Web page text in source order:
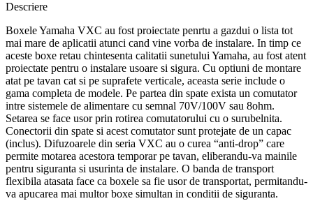
Descriere
Boxele Yamaha VXC au fost proiectate penrtu a gazdui o lista tot
mai mare de aplicatii atunci cand vine vorba de instalare. In timp ce
aceste boxe retau chintesenta calitatii sunetului Yamaha, au fost atent
proiectate pentru o instalare usoare si sigura. Cu optiuni de montare
atat pe tavan cat si pe suprafete verticale, aceasta serie include o
gama completa de modele. Pe partea din spate exista un comutator
intre sistemele de alimentare cu semnal 70V/100V sau 8ohm.
Setarea se face usor prin rotirea comutatorului cu o surubelnita.
Conectorii din spate si acest comutator sunt protejate de un capac
(inclus). Difuzoarele din seria VXC au o curea “anti-drop” care
permite motarea acestora temporar pe tavan, eliberandu-va mainile
pentru siguranta si usurinta de instalare. O banda de transport
flexibila atasata face ca boxele sa fie usor de transportat, permitandu-
va apucarea mai multor boxe simultan in conditii de siguranta.